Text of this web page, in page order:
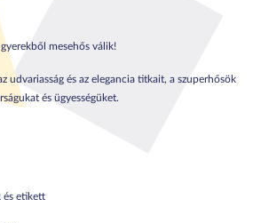
mesehős válik!
udvariasság és az elegancia titkait, a szuperhősök
és ügyességüket.
és etikett